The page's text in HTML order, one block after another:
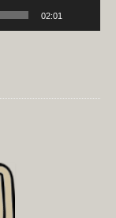
02:01